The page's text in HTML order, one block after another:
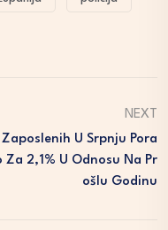
NEXT
Zaposlenih U Srpnju Pora
Za 2,1% U Odnosu Na Pr
Ošlu Godinu